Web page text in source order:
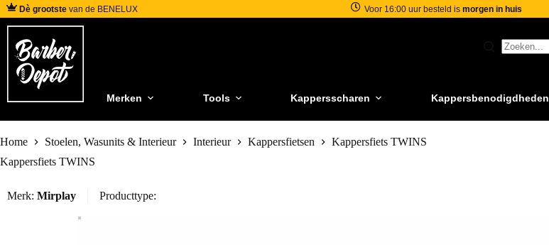
Dè grootste van de BENELUX Voor 16:00 uur besteld ismorgen in huis
Merken Tools Kappersscharen Kappersbenodigdheden
Home Stoelen, Wasunits & Interieur Interieur Kappersfietsen
Kappersfiets TWINS
Kappersfiets TWINS
Merk: Mirplay Producttype: